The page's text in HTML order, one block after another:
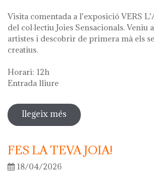
Visita comentada a l'exposició VERS
del col·lectiu Joies Sensacionals. Veniu
artistes i descobrir de primera mà els
creatius.
Horari: 12h
Entrada lliure
llegeix més sobre visita guiada a
l'aigua" en el marc de
FES LA TEVA JOIA!
18/04/2026